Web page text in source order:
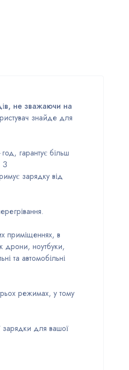
не зважаючи на
знайде для
гарантує більш
З
зарядку від
приміщеннях, в
дрони, ноутбуки,
та автомобільні
режимах, у тому
зарядки для вашої